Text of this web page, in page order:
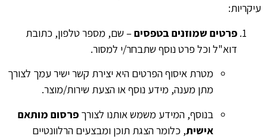
עיקריות:
פרטים שמוזנים בטפסים – שם, מספר טלפון, כתובת
דוא"ל וכל פרט נוסף שתבחר/י למסור.
מטרת איסוף הפרטים היא יצירת קשר ישיר עמך לצורך
מתן מענה, מידע נוסף או הצעת שירות/מוצר.
בנוסף, המידע משמש אותנו לצורך פרסום מותאם
אישית, כלומר הצגת תוכן ומבצעים הרלוונטיים